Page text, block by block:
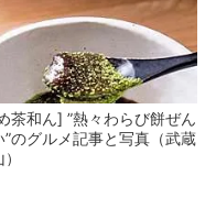
茶和ん] ”熱々わらび餅ぜん
”のグルメ記事と写真（武蔵